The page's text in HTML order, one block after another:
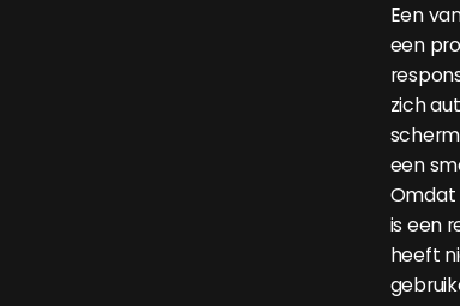
Een
een
zich
een
Omdat
is een
heeft